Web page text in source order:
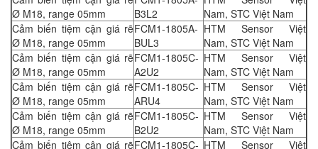
Ø M18, range 05mm
B3L2
Nam, STC Việt Nam
Cảm biến tiệm cận giá rẽ
Ø M18, range 05mm
FCM1-1805A-
BUL3
HTM Sensor Việt
Nam, STC Việt Nam
Cảm biến tiệm cận giá rẽ
Ø M18, range 05mm
FCM1-1805C-
A2U2
HTM Sensor Việt
Nam, STC Việt Nam
Cảm biến tiệm cận giá rẽ
Ø M18, range 05mm
FCM1-1805C-
ARU4
HTM Sensor Việt
Nam, STC Việt Nam
Cảm biến tiệm cận giá rẽ
Ø M18, range 05mm
FCM1-1805C-
B2U2
HTM Sensor Việt
Nam, STC Việt Nam
Cảm biến tiệm cận giá rẽFCM1-1805C- HTM Sensor Việt